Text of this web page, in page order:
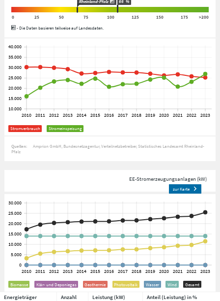
Rheinland-Pfalz 66 %
0 25 50 75 100 125 150 175
>200
- Die Daten basieren teilweise auf Landesdaten.
Stromverbrauch Stromeinspeisung
Quellen: Amprion GmbH Bundesnetzagentur Verteilnetzbetreiber Statistisches Landesamt Rheinland-
Pfalz
EE-Stromerzeugungsanlagen (kW)
zur Karte
Biomasse Klär- und Deponiegas Geothermie Photovoltaik Wasser Wind Gesamt
Energieträger Anzahl Leistung (kW)
Anteil (Leistung) in %